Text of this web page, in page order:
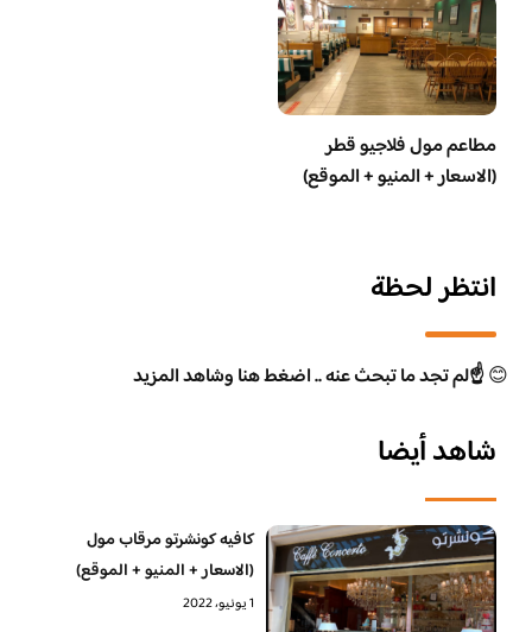
مطاعم مول فلاجيو قطر
(الاسعار + المنيو + الموقع)
انتظر لحظة
😊☝️لم تجد ما تبحث عنه .. اضغط هنا وشاهد المزيد
شاهد أيضا
كافيه كونشرتو مرقاب مول
(الاسعار + المنيو + الموقع)
1 يونيو، 2022